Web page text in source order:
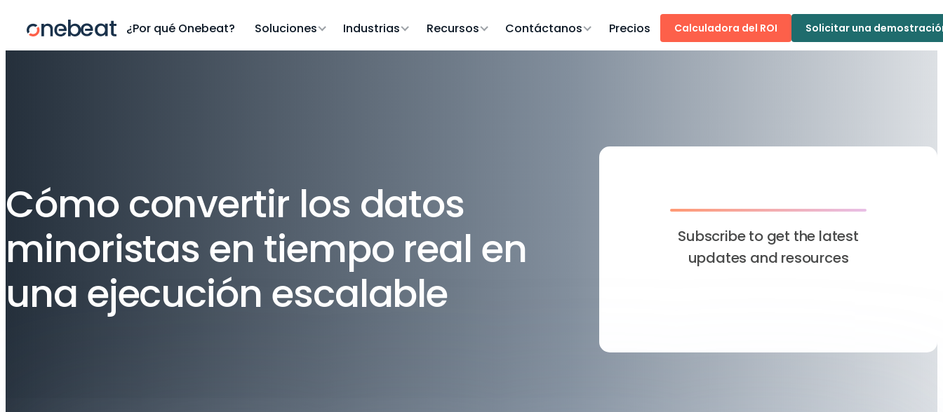
¿Por qué Onebeat? Soluciones Industrias Recursos Contáctanos Precios Calculadora del ROI Solicitar una
Cómo convertir los datos
minoristas en tiempo real en
una ejecución escalable
Subscribe to get the latest
updates and resources